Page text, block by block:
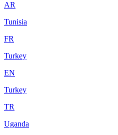
AR
Tunisia
FR
Turkey
EN
Turkey
TR
Uganda